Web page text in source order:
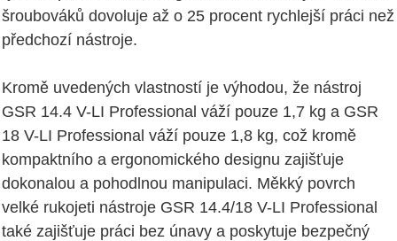
šroubováků dovoluje až o 25 procent rychlejší práci než
předchozí nástroje.
Kromě uvedených vlastností je výhodou, že nástroj
GSR 14.4 V-LI Professional váží pouze 1,7 kg a GSR
18 V-LI Professional váží pouze 1,8 kg, což kromě
kompaktního a ergonomického designu zajišťuje
dokonalou a pohodlnou manipulaci. Měkký povrch
velké rukojeti nástroje GSR 14.4/18 V-LI Professional
také zajišťuje práci bez únavy a poskytuje bezpečný